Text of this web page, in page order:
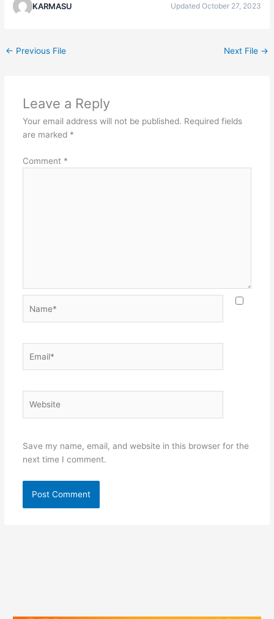
KARMASU Updated October 27, 2023
← Previous File Next File →
Leave a Reply
Your email address will not be published. Required fields
are marked *
Comment *
Save my name, email, and website in this browser for the
next time I comment.